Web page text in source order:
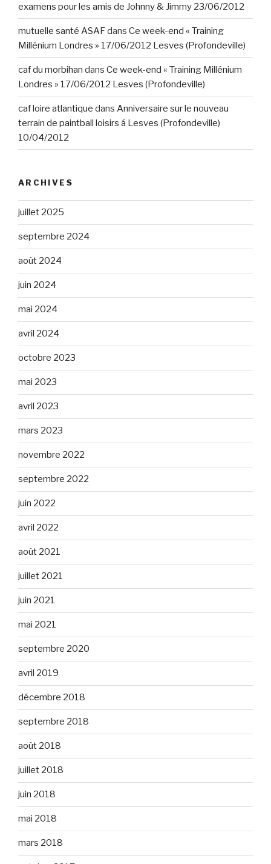
examens pour les amis de Johnny & Jimmy 23/06/2012
mutuelle santé ASAFdans Ce week-end « Training
Millénium Londres » 17/06/2012 Lesves (Profondeville)
caf du morbihan dans Ce week-end « Training Millénium
Londres » 17/06/2012 Lesves (Profondeville)
caf loire atlantique dans Anniversaire sur le nouveau
terrain de paintball loisirs á Lesves (Profondeville)
10/04/2012
ARCHIVES
juillet 2025
septembre 2024
août 2024
juin 2024
mai 2024
avril 2024
octobre 2023
mai 2023
avril 2023
mars 2023
novembre 2022
septembre 2022
juin 2022
avril 2022
août 2021
juillet 2021
juin 2021
mai 2021
septembre 2020
avril 2019
décembre 2018
septembre 2018
août 2018
juillet 2018
juin 2018
mai 2018
mars 2018